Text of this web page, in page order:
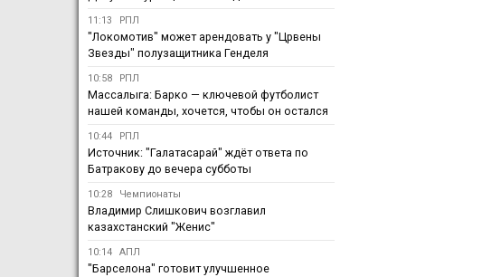
11:13 РПЛ
"Локомотив" может арендовать у "Црвены
Звезды" полузащитника Генделя
10:58 РПЛ
Массалыга: Барко — ключевой футболист
нашей команды, хочется, чтобы он остался
10:44 РПЛ
Источник: "Галатасарай" ждёт ответа по
Батракову до вечера субботы
10:28 Чемпионаты
Владимир Слишкович возглавил
казахстанский "Женис"
10:14 АПЛ
"Барселона" готовит улучшенное